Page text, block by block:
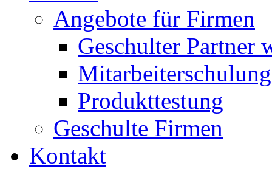
Angebote für Firmen
Geschulter Partner
Mitarbeiterschulung
Produkttestung
Geschulte Firmen
Kontakt